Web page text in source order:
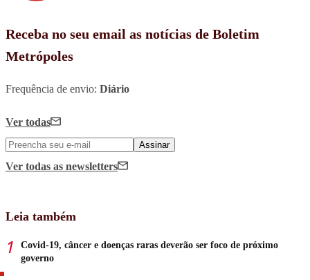
Receba no seu email as notícias de Boletim
Metrópoles
Frequência de envio: Diário
Ver todas
Assinar
Ver todas as newsletters
Leia também
Covid-19, câncer e doenças raras deverão ser foco de próximo
governo